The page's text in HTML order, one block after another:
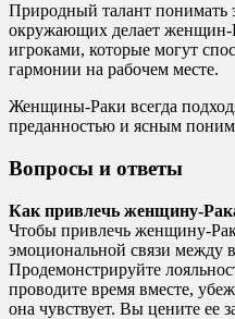
Природный талант
окружающих делает
игроками, которые могут
гармонии на рабочем месте.
Женщины-Раки всегда
преданностью и ясным
Вопросы и ответы
Как привлечь женщину-
Чтобы привлечь женщину-
эмоциональной связи между
Продемонстрируйте
проводите время вместе,
она чувствует. Вы цените ее